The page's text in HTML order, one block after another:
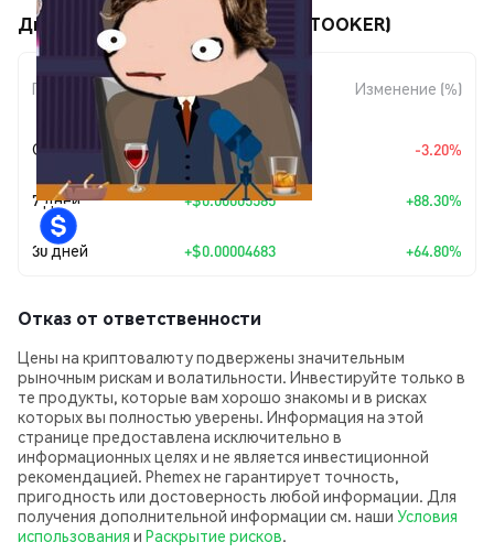
Движения цены tooker kurlson (TOOKER)
Период
Изменение
суммы
Изменение (%)
Сегодня $-0.00000394 -3.20%
7 дней +$0.00005585 +88.30%
30 дней +$0.00004683 +64.80%
Отказ от ответственности
Цены на криптовалюту подвержены значительным
рыночным рискам и волатильности. Инвестируйте только в
те продукты, которые вам хорошо знакомы и в рисках
которых вы полностью уверены. Информация на этой
странице предоставлена исключительно в
информационных целях и не является инвестиционной
рекомендацией. Phemex не гарантирует точность,
пригодность или достоверность любой информации. Для
получения дополнительной информации см. наши Условия
использования и Раскрытие рисков.